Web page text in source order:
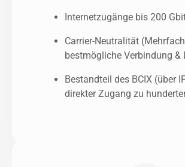
Internetzugänge bis 200
Carrier-Neutralität
bestmögliche Verbindung &
Bestandteil des BCIX (über
direkter Zugang zu